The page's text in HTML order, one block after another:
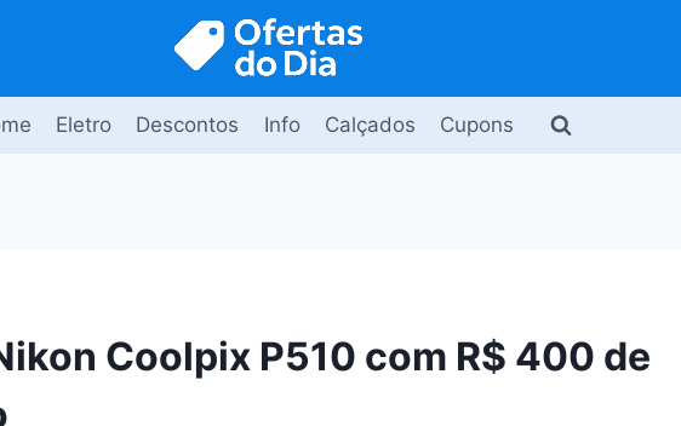
Eletro Descontos Info Calçados Cupons
Coolpix P510 com R$ 400 de